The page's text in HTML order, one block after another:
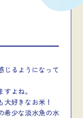
じるようになって
よね。
好きなお米！
希少な淡水魚の水